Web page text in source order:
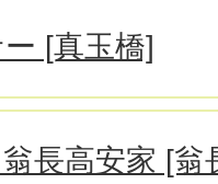
[真玉橋]
長高安家 [翁